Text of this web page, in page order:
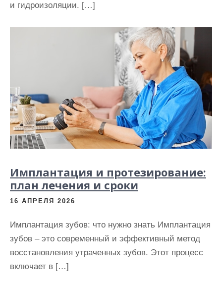
и гидроизоляции. […]
Имплантация и протезирование:
план лечения и сроки
16 АПРЕЛЯ 2026
Имплантация зубов: что нужно знать Имплантация
зубов – это современный и эффективный метод
восстановления утраченных зубов. Этот процесс
включает в […]